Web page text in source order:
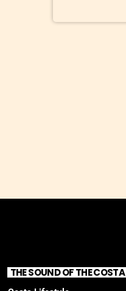
THE SOUND OF THE COSTA